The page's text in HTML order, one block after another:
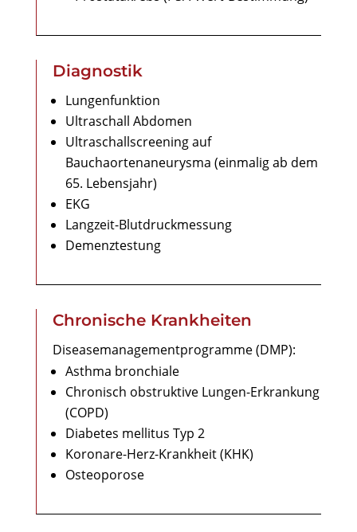
Diagnostik
Lungenfunktion
Ultraschall Abdomen
Ultraschallscreening auf
Bauchaortenaneurysma (einmalig ab dem
65. Lebensjahr)
EKG
Langzeit-Blutdruckmessung
Demenztestung
Chronische Krankheiten
Diseasemanagementprogramme (DMP):
Asthma bronchiale
Chronisch obstruktive Lungen-Erkrankung
(COPD)
Diabetes mellitus Typ 2
Koronare-Herz-Krankheit (KHK)
Osteoporose